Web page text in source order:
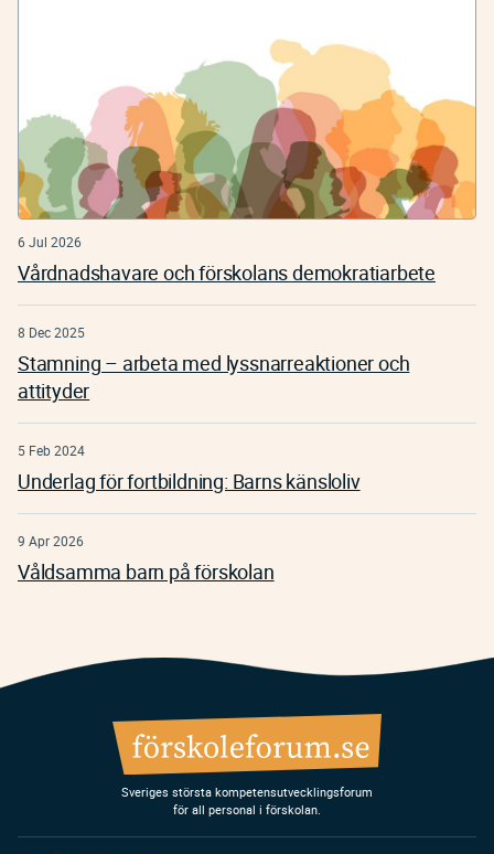
6 Jul 2026
Vårdnadshavare och förskolans demokratiarbete
8 Dec 2025
Stamning – arbeta med lyssnarreaktioner och
attityder
5 Feb 2024
Underlag för fortbildning: Barns känsloliv
9 Apr 2026
Våldsamma barn på förskolan
Sveriges största kompetensutvecklingsforum
för all personal i förskolan.